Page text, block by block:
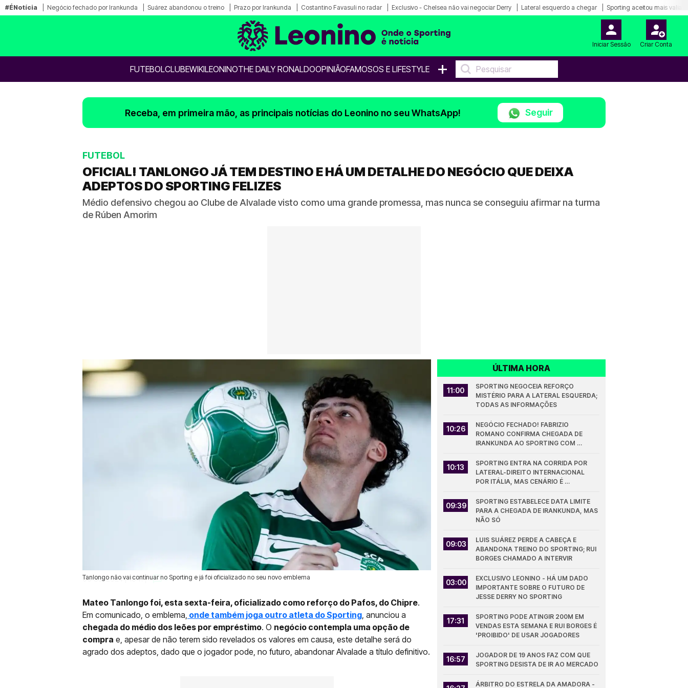
#ÉNotícia Negócio fechado por Irankunda Suárez abandonou o treino Prazo por Irankunda Costantino Favasuli no radar Exclusivo - Chelsea não vai negociar Derry Lateral esquerdo a chegar Sporting aceitou mais valia
Iniciar Sessão Criar Conta
FUTEBOLCLUBEWIKILEONINOTHE DAILY RONALDOOPINIÃOFAMOSOS E LIFESTYLE +
Receba, em primeira mão, as principais notícias do Leonino no seu WhatsApp! Seguir
FUTEBOL
OFICIAL! TANLONGO JÁ TEM DESTINO E HÁ UM DETALHE DO NEGÓCIO QUE DEIXA
ADEPTOS DO SPORTING FELIZES
Médio defensivo chegou ao Clube de Alvalade visto como uma grande promessa, mas nunca se conseguiu afirmar na turma
de Rúben Amorim
Tanlongo não vai continuar no Sporting e já foi oficializado no seu novo emblema
06 Set 2024 | 18:11 | 0
Mateo Tanlongo foi, esta sexta-feira, oficializado como reforço do Pafos, do Chipre.
Em comunicado, o emblema, onde também joga outro atleta do Sporting , anunciou a
chegada do médio dos leões por empréstimo. O negócio contempla uma opção de
compra e, apesar de não terem sido revelados os valores em causa, este detalhe será do
agrado dos adeptos, dado que o jogador pode, no futuro, abandonar Alvalade a título definitivo.
ÚLTIMA HORA
11:00
SPORTING NEGOCEIA REFORÇO
MISTÉRIO PARA A LATERAL ESQUERDA;
TODAS AS INFORMAÇÕES
10:26
NEGÓCIO FECHADO! FABRIZIO
ROMANO CONFIRMA CHEGADA DE
IRANKUNDA AO SPORTING COM
10:13
SPORTING ENTRA NA CORRIDA POR
LATERAL-DIREITO INTERNACIONAL
POR ITÁLIA, MAS CENÁRIO É
09:39
SPORTING ESTABELECE DATA LIMITE
PARA A CHEGADA DE IRANKUNDA, MAS
NÃO SÓ
09:03
LUIS SUÁREZ PERDE A CABEÇA E
ABANDONA TREINO DO SPORTING; RUI
BORGES CHAMADO A INTERVIR
03:00
EXCLUSIVO LEONINO - HÁ UM DADO
IMPORTANTE SOBRE O FUTURO DE
JESSE DERRY NO SPORTING
17:31
SPORTING PODE ATINGIR 200M EM
VENDAS ESTA SEMANA E RUI BORGES É
'PROIBIDO' DE USAR JOGADORES
16:57
JOGADOR DE 19 ANOS FAZ COM QUE
SPORTING DESISTA DE IR AO MERCADO
ÁRBITRO DO ESTRELA DA AMADORA -